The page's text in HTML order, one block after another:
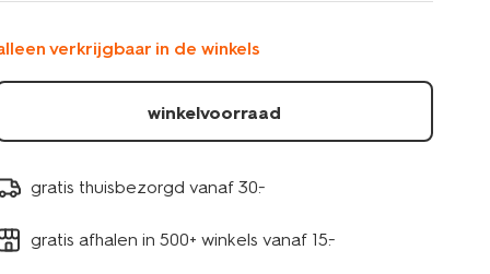
verkrijgbaar in de winkels
winkelvoorraad
gratis thuisbezorgd vanaf 30.-
gratis afhalen in 500+ winkels vanaf 15.-